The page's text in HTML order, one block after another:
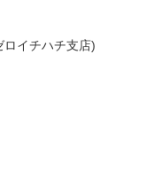
イチハチ支店)